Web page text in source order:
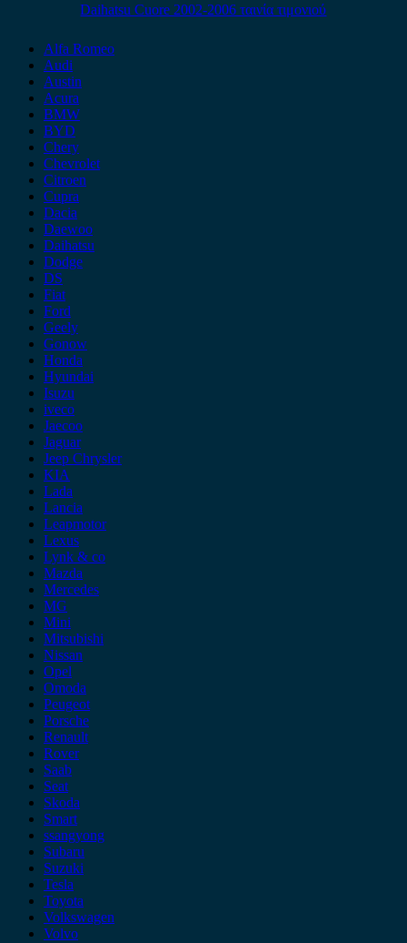
Daihatsu Cuore 2002-2006 ταινία τιμονιού
Alfa Romeo
Audi
Austin
Acura
BMW
BYD
Chery
Chevrolet
Citroen
Cupra
Dacia
Daewoo
Daihatsu
Dodge
DS
Fiat
Ford
Geely
Gonow
Honda
Hyundai
Isuzu
iveco
Jaecoo
Jaguar
Jeep Chrysler
KIA
Lada
Lancia
Leapmotor
Lexus
Lynk & co
Mazda
Mercedes
MG
Mini
Mitsubishi
Nissan
Opel
Omoda
Peugeot
Porsche
Renault
Rover
Saab
Seat
Skoda
Smart
ssangyong
Subaru
Suzuki
Tesla
Toyota
Volkswagen
Volvo